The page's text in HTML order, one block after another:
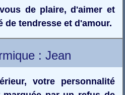
de plaire, d'aimer et
de tendresse et d'amour.
: Jean
votre personnalité